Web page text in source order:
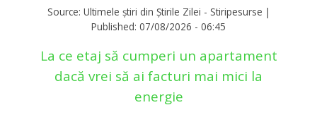
Source: Ultimele știri din Știrile Zilei - Stiripesurse |
Published: 07/08/2026 - 06:45
La ce etaj să cumperi un apartament
dacă vrei să ai facturi mai mici la
energie